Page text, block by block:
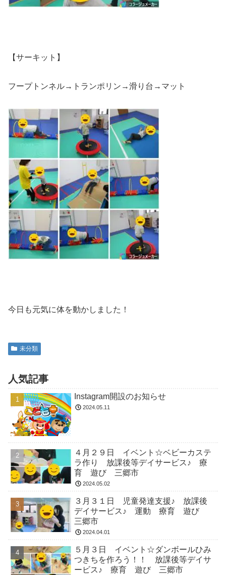
【サーキット】
フープトンネル→トランポリン→滑り台→マット
今日も元気に体を動かしました！
未分類
人気記事
Instagram開設のお知らせ
2024.05.11
４月２９日 イベント☆ベビーカステ
ラ作り 放課後等デイサービス♪ 療
育 遊び 三郷市
2024.05.02
３月３１日 児童発達支援♪ 放課後
デイサービス♪ 運動 療育 遊び
三郷市
2024.04.01
５月３日 イベント☆ダンボールひみ
つきちを作ろう！！ 放課後等デイサ
ービス♪ 療育 遊び 三郷市